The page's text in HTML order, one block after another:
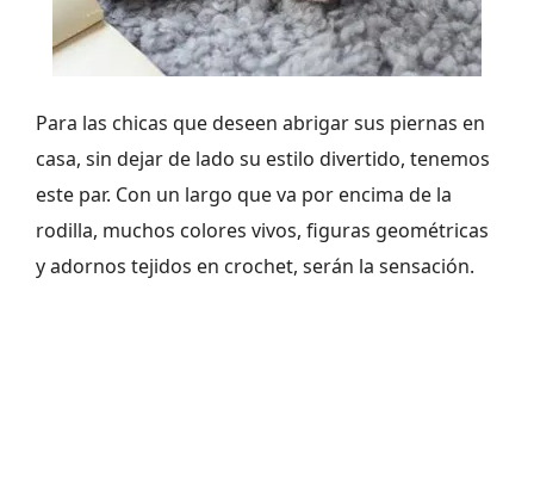
Para las chicas que deseen abrigar sus piernas en
casa, sin dejar de lado su estilo divertido, tenemos
este par. Con un largo que va por encima de la
rodilla, muchos colores vivos, figuras geométricas
y adornos tejidos en crochet, serán la sensación.